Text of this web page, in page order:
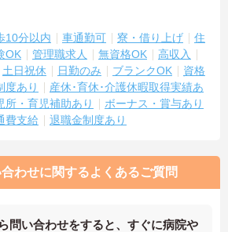
10分以内 車通勤可 寮・借り上げ
住
OK 管理職求人 無資格OK
高収入
土日祝休 日勤のみ ブランクOK
資格
度あり
産休･育休･介護休暇取得実績あ
所・育児補助あり
ボーナス・賞与あり
費支給 退職金制度あり
わせに関するよくあるご質問
問い合わせをすると、すぐに病院や